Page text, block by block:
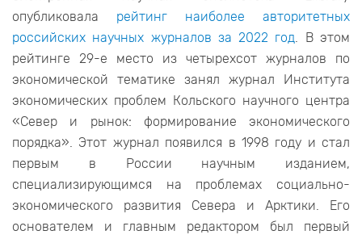
опубликовала рейтинг наиболее авторитетных
российских научных журналов за 2022 год. В этом
рейтинге 29-е место из четырехсот журналов по
экономической тематике занял журнал Института
экономических проблем Кольского научного центра
«Север и рынок: формирование экономического
порядка». Этот журнал появился в 1998 году и стал
первым в России научным изданием,
специализирующимся на проблемах социально-
экономического развития Севера и Арктики. Его
основателем и главным редактором был первый